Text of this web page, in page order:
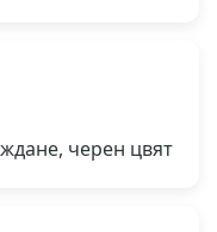
черен цвят